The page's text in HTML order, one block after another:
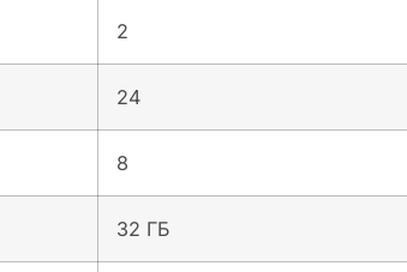
2
24
8
32 ГБ